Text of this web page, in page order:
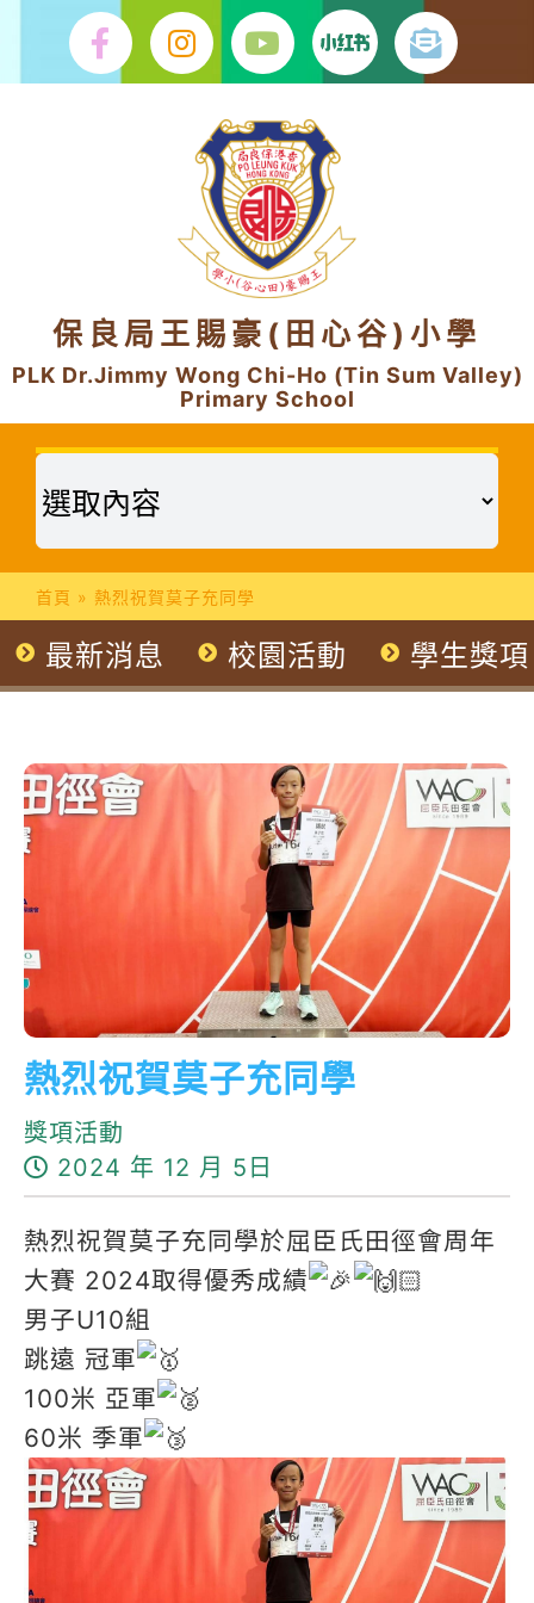
content
保良局王賜豪(田心谷)小學
PLK Dr.Jimmy Wong Chi-Ho (Tin Sum Valley)
Primary School
首頁 » 熱烈祝賀莫子充同學
最新消息 校園活動 學生獎項
熱烈祝賀莫子充同學
獎項活動
2024 年 12 月 5日
熱烈祝賀莫子充同學於屈臣氏田徑會周年
大賽 2024取得優秀成績
男子U10組
跳遠 冠軍
100米 亞軍
60米 季軍